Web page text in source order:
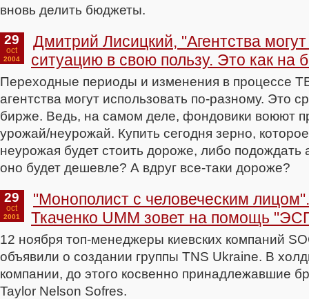
вновь делить бюджеты.
29
oct
2004
Дмитрий Лисицкий, "Агентства
ситуацию в свою пользу. Это как на
Переходные периоды и изменения в процессе
агентства могут использовать по-разному. Это
бирже. Ведь, на самом деле, фондовики воюют
урожай/неурожай. Купить сегодня зерно,
неурожая будет стоить дороже, либо подождать
оно будет дешевле? А вдруг все-таки дороже?
29
oct
2001
"Монополист с человеческим
Ткаченко UMM зовет на помощь
12 ноября топ-менеджеры киевских компаний
объявили о создании группы TNS Ukraine. В
компании, до этого косвенно принадлежавшие
Taylor Nelson Sofres.